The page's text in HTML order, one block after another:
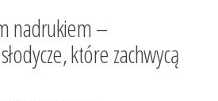
nadrukiem –
które zachwycą